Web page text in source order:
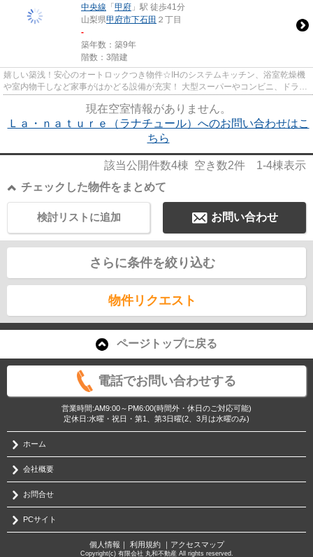
中央線 「 甲府 」駅 徒歩41分
山梨県甲府市下石田 ２丁目
-
築年数：築9年
階数：3階建
嬉しい築浅！安心のオートロックつき物件☆IHのシステムキッチン、浴室乾燥機
や室内物干しなど家事がはかどる設備が充実！ 大型スーパーやコンビニ、ドラッ
現在空室情報がありません。
Ｌａ・ｎａｔｕｒｅ（ラナチュール）へのお問い合わせはこ
ちら
該当公開件数4棟 空き数2件 1-4棟表示
チェックした物件をまとめて
お問い合わせ
検討リストに追加
さらに条件を絞り込む
物件リクエスト
ページトップに戻る
電話でお問い合わせする
営業時間:AM9:00～PM6:00(時間外・休日のご対応可能)
定休日:水曜・祝日・第1、第3日曜(2、3月は水曜のみ)
ホーム
会社概要
お問合せ
PCサイト
個人情報 ｜ 利用規約｜ アクセスマップ
Copyright(c) 有限会社 丸和不動産 All rights reserved.